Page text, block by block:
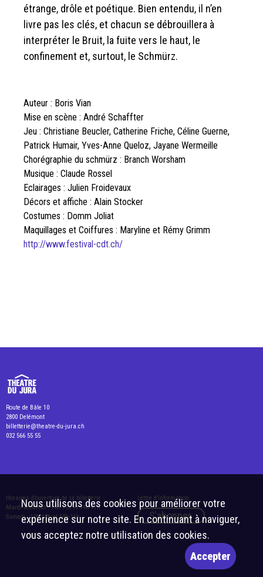
étrange, drôle et poétique. Bien entendu, il n’en
livre pas les clés, et chacun se débrouillera à
interpréter le Bruit, la fuite vers le haut, le
confinement et, surtout, le Schmürz.
Auteur : Boris Vian
Mise en scène : André Schaffter
Jeu : Christiane Beucler, Catherine Friche, Céline Guerne,
Patrick Humair, Yves-Anne Queloz, Jayane Wermeille
Chorégraphie du schmürz : Branch Worsham
Musique : Claude Rossel
Eclairages : Julien Froidevaux
Décors et affiche : Alain Stocker
Costumes : Domm Joliat
Maquillages et Coiffures : Maryline et Rémy Grimm
http://www.festival-cdt.ch/
Route de Bâle 10
2800 Delémont
billetterie@theatre-du-jura.ch
032 566 55 55
Horaires d’ouverture de la billetterie :
Mardi-vendredi : 10h-12h et 14h-17h
Samedi : 10h-12h et 14h-16h
Lettre d’information
S'abonner
Nous utilisons des cookies pour améliorer votre
expérience sur notre site. En continuant à naviguer,
vous acceptez notre utilisation des cookies.
Accepter